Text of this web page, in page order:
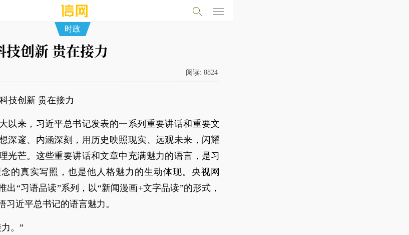
时政
技创新 贵在接力
阅读: 8824
技创新 贵在接力
以来，习近平总书记发表的一系列重要讲话和重要文
深邃、内涵深刻，用历史映照现实、远观未来，闪耀
光芒。这些重要讲话和文章中充满魅力的语言，是习
的真实写照，也是他人格魅力的生动体现。央视网
出“习语品读”系列，以“新闻漫画+文字品读”的形式，
习近平总书记的语言魅力。
。”